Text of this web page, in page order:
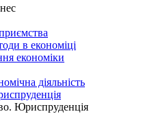
в економіці
економіки
діяльність
Юриспруденція